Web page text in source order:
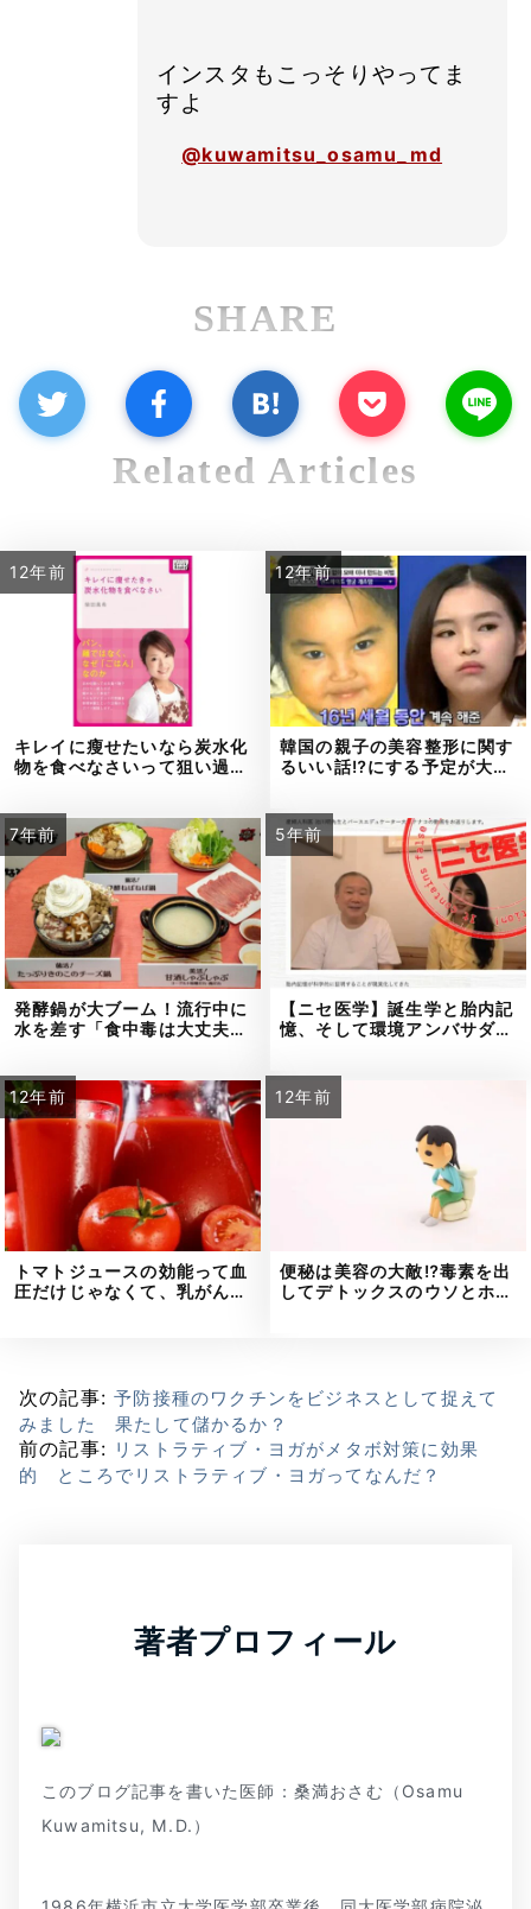
インスタもこっそりやってま
すよ
@kuwamitsu_osamu_md
SHARE
Related Articles
12年前
キレイに瘦せたいなら炭水化
物を食べなさいって狙い過…
12年前
韓国の親子の美容整形に関す
るいい話⁉にする予定が大…
7年前
発酵鍋が大ブーム！流行中に
水を差す「食中毒は大丈夫…
5年前
【ニセ医学】誕生学と胎内記
憶、そして環境アンバサダ…
12年前
トマトジュースの効能って血
圧だけじゃなくて、乳がん…
12年前
便秘は美容の大敵⁉毒素を出
してデトックスのウソとホ…
次の記事:予防接種のワクチンをビジネスとして捉えて
みました 果たして儲かるか？
前の記事: リストラティブ・ヨガがメタボ対策に効果
的 ところでリストラティブ・ヨガってなんだ？
著者プロフィール
このブログ記事を書いた医師：桑満おさむ（Osamu
Kuwamitsu, M.D.）